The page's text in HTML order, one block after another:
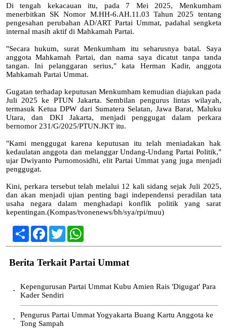
Di tengah kekacauan itu, pada 7 Mei 2025, Menkumham
menerbitkan SK Nomor M.HH-6.AH.11.03 Tahun 2025 tentang
pengesahan perubahan AD/ART Partai Ummat, padahal sengketa
internal masih aktif di Mahkamah Partai.
"Secara hukum, surat Menkumham itu seharusnya batal. Saya
anggota Mahkamah Partai, dan nama saya dicatut tanpa tanda
tangan. Ini pelanggaran serius," kata Herman Kadir, anggota
Mahkamah Partai Ummat.
Gugatan terhadap keputusan Menkumham kemudian diajukan pada
Juli 2025 ke PTUN Jakarta. Sembilan pengurus lintas wilayah,
termasuk Ketua DPW dari Sumatera Selatan, Jawa Barat, Maluku
Utara, dan DKI Jakarta, menjadi penggugat dalam perkara
bernomor 231/G/2025/PTUN.JKT itu.
"Kami menggugat karena keputusan itu telah meniadakan hak
kedaulatan anggota dan melanggar Undang-Undang Partai Politik,"
ujar Dwiyanto Purnomosidhi, elit Partai Ummat yang juga menjadi
penggugat.
Kini, perkara tersebut telah melalui 12 kali sidang sejak Juli 2025,
dan akan menjadi ujian penting bagi independensi peradilan tata
usaha negara dalam menghadapi konflik politik yang sarat
kepentingan.(Kompas/tvonenews/bh/sya/rpi/muu)
ShareFacebook
TwitterWhatsApp
Berita Terkait Partai Ummat
•
Kepengurusan Partai Ummat Kubu Amien Rais 'Digugat' Para
Kader Sendiri
•
Pengurus Partai Ummat Yogyakarta Buang Kartu Anggota ke
Tong Sampah